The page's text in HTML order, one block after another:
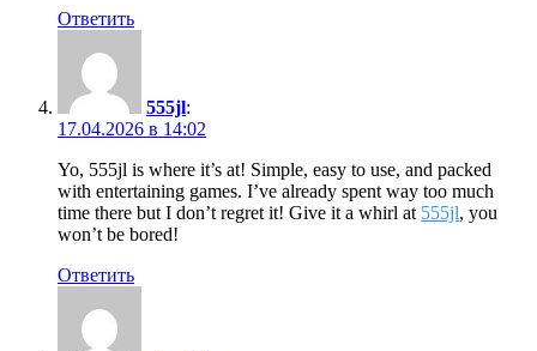
Ответить
555jl:
17.04.2026 в 14:02
Yo, 555jl is where it’s at! Simple, easy to use, and packed
with entertaining games. I’ve already spent way too much
time there but I don’t regret it! Give it a whirl at 555jl, you
won’t be bored!
Ответить